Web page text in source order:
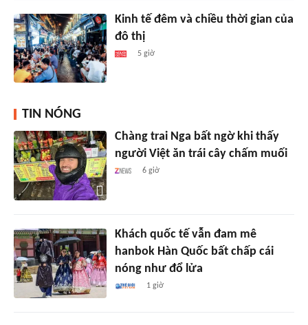
Kinh tế đêm và chiều thời gian của
đô thị
5 giờ
TIN NÓNG
Chàng trai Nga bất ngờ khi thấy
người Việt ăn trái cây chấm muối
6 giờ
Khách quốc tế vẫn đam mê
hanbok Hàn Quốc bất chấp cái
nóng như đổ lửa
1 giờ